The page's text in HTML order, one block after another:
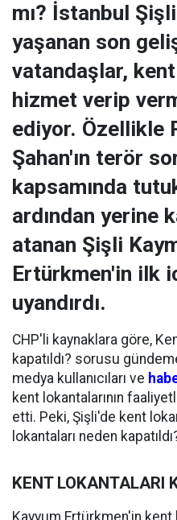
mı? İstanbul
yaşanan son
vatandaşlar, kent
hizmet verip
ediyor. Özellikle
Şahan'ın terör
kapsamında
ardından yerine
atanan Şişli
Ertürkmen'in ilk
uyandırdı.
CHP'li kaynaklara göre,
kapatıldı? sorusu
medya kullanıcıları ve
kent lokantalarının
etti. Peki, Şişli'de kent
lokantaları neden
KENT LOKANTALARI